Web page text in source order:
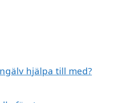
hjälpa till med?